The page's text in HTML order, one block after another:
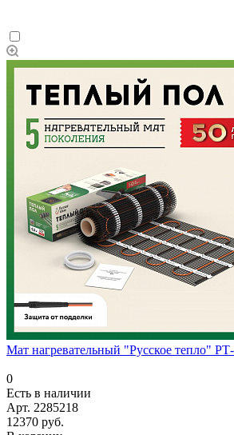
Мат нагревательный "Русское тепло"
0
Есть в наличии
Арт. 2285218
12370 руб.